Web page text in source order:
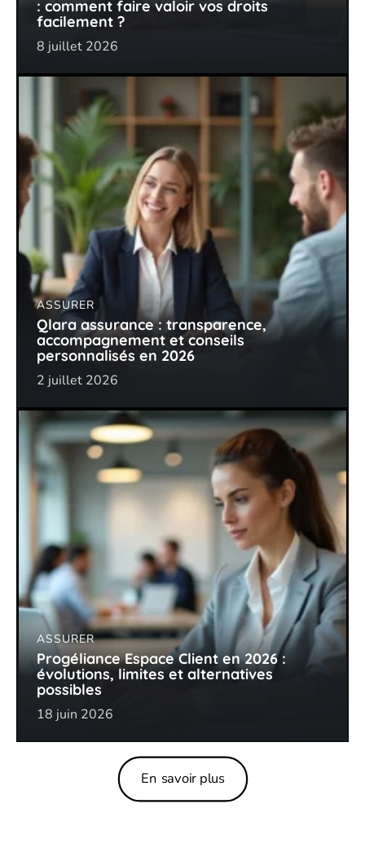
: comment faire valoir vos droits
facilement ?
8 juillet 2026
ASSURER
Qlara assurance : transparence,
accompagnement et conseils
personnalisés en 2026
2 juillet 2026
ASSURER
Progéliance Espace Client en 2026 :
évolutions, limites et alternatives
possibles
18 juin 2026
En savoir plus